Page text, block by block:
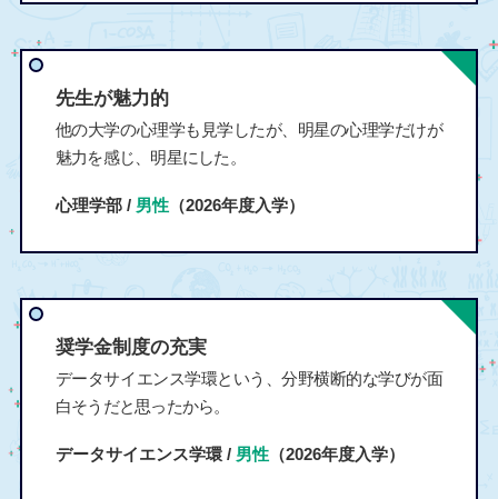
先生が魅力的
他の大学の心理学も見学したが、明星の心理学だけが
魅力を感じ、明星にした。
心理学部 / 男性（2026年度入学）
奨学金制度の充実
データサイエンス学環という、分野横断的な学びが面
白そうだと思ったから。
データサイエンス学環 / 男性（2026年度入学）